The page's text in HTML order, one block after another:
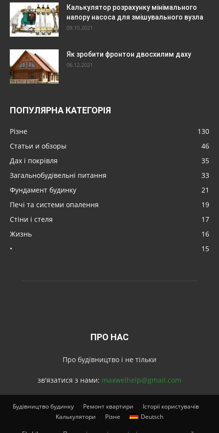
Калькулятор розрахунку мінімального
напору насоса для змішувального вузла
09.10.2021
Як зробити фронтон двосхилим даху
06.12.2021
ПОПУЛЯРНА КАТЕГОРІЯ
Різне
130
Статьи и обзоры
46
Дах і покрівля
35
Загальнобудівельні питання
33
Фундамент будинку
21
Печі та системи опалення
19
Стіни і стеля
17
Жизнь
16
•
15
ПРО НАС
Про будівництво і не тільки
зв'язатися з нами: maxwelhelp@gmail.com
Будівництво будинку Ремонт квартири
Історії користувачів
Калькулятори
Різне Deutsch